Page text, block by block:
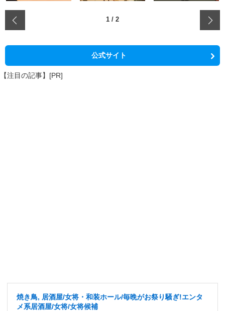
1 / 2
公式サイト
【注目の記事】[PR]
焼き鳥, 居酒屋/女将・和装ホール/毎晩がお祭り騒ぎ!エンタ
メ系居酒屋/女将/女将候補